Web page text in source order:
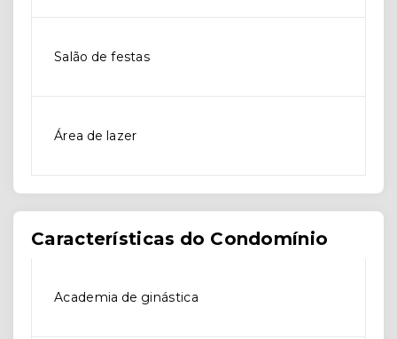
Salão de festas
Área de lazer
Características do Condomínio
Academia de ginástica